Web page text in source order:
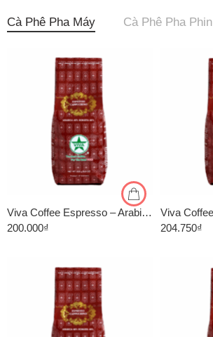
Cà Phê Pha Máy Cà Phê Pha Phin
Viva Coffee Espresso – Arabica 40%, Robusta 60% – Cà Phê Pha Máy – Túi 500g
200.000₫
500gr
204.750₫
500gr